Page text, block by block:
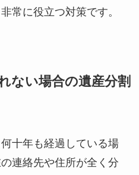
常に役立つ対策です。
ない場合の遺産分割
十年も経過している場
連絡先や住所が全く分